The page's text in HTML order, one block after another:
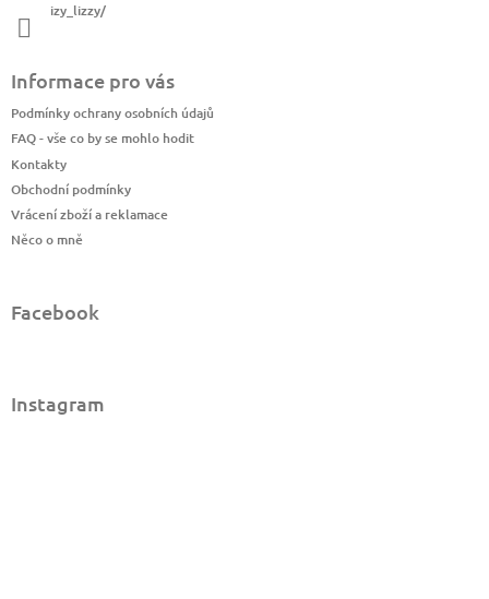
izy_lizzy/
Informace pro vás
Podmínky ochrany osobních údajů
FAQ - vše co by se mohlo hodit
Kontakty
Obchodní podmínky
Vrácení zboží a reklamace
Něco o mně
Facebook
Instagram